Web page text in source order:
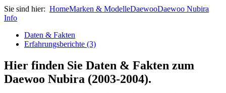
Sie sind hier: HomeMarken & ModelleDaewooDaewoo Nubira
Info
Daten & Fakten
Erfahrungsberichte (3)
Hier finden Sie Daten & Fakten zum
Daewoo Nubira (2003-2004).